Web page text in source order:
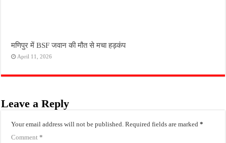
मणिपुर में BSF जवान की मौत से मचा हड़कंप
April 11, 2026
Leave a Reply
Your email address will not be published. Required fields are marked*
Comment*